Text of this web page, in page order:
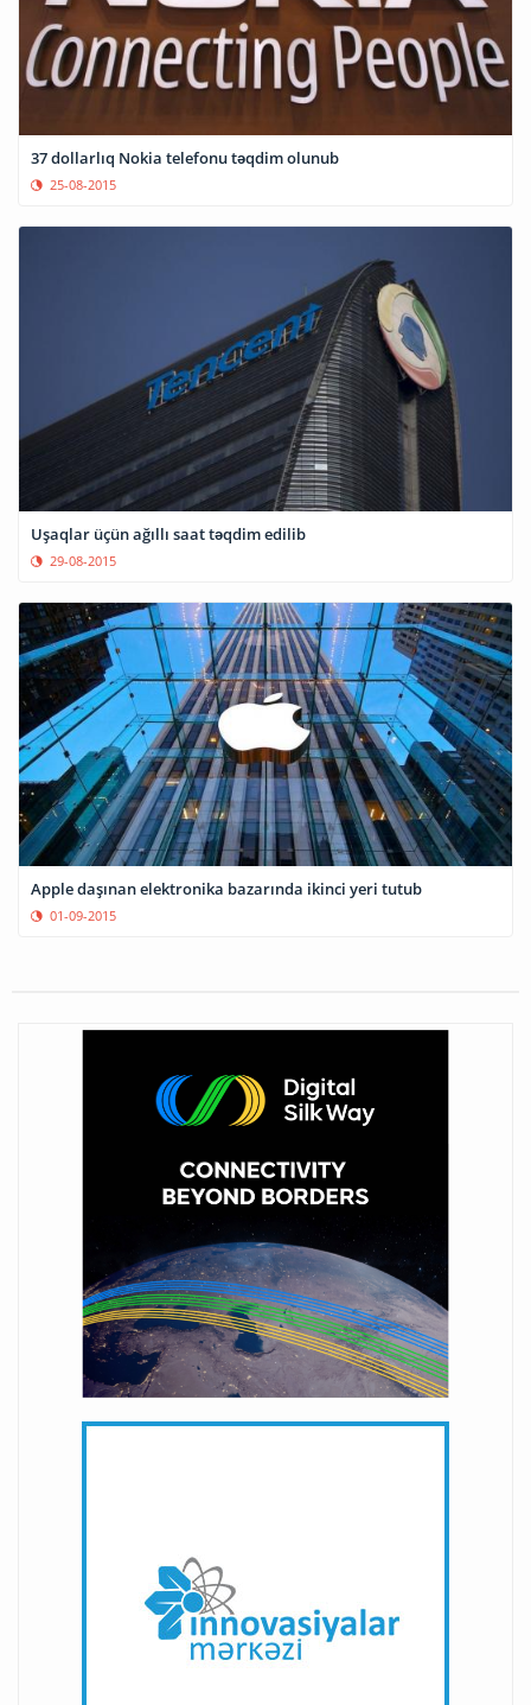
37 dollarlıq Nokia telefonu təqdim olunub
25-08-2015
Uşaqlar üçün ağıllı saat təqdim edilib
29-08-2015
Apple daşınan elektronika bazarında ikinci yeri tutub
01-09-2015